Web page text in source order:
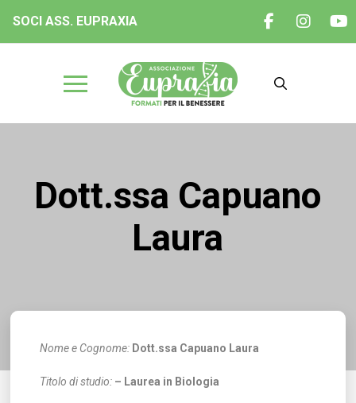
SOCI ASS. EUPRAXIA
Dott.ssa Capuano
Laura
Nome e Cognome:Dott.ssa Capuano Laura
Titolo di studio:– Laurea in Biologia